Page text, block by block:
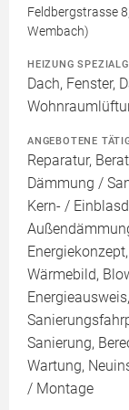
Feldbergstrasse
Wembach)
HEIZUNG
Dach, Fenster,
ANGEBOTENE
Reparatur,
Dämmung /
Kern- /
Wärmebild,
Sanierung,
Wartung,
/ Montage